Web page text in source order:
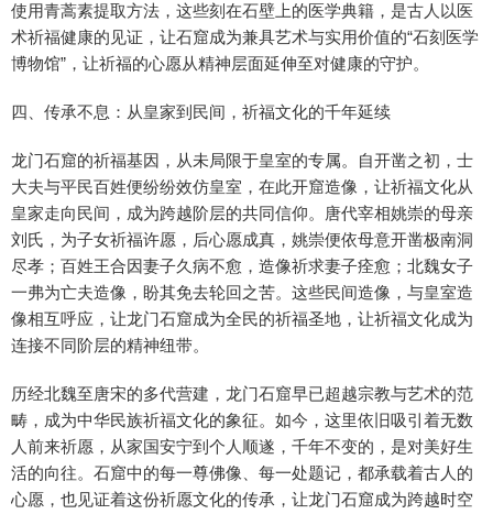
使用青蒿素提取方法，这些刻在石壁上的医学典籍，是古人以医
术祈福健康的见证，让石窟成为兼具艺术与实用价值的“石刻医学
博物馆”，让祈福的心愿从精神层面延伸至对健康的守护。
四、传承不息：从皇家到民间，祈福文化的千年延续
龙门石窟的祈福基因，从未局限于皇室的专属。自开凿之初，士
大夫与平民百姓便纷纷效仿皇室，在此开窟造像，让祈福文化从
皇家走向民间，成为跨越阶层的共同信仰。唐代宰相姚崇的母亲
刘氏，为子女祈福许愿，后心愿成真，姚崇便依母意开凿极南洞
尽孝；百姓王合因妻子久病不愈，造像祈求妻子痊愈；北魏女子
一弗为亡夫造像，盼其免去轮回之苦。这些民间造像，与皇室造
像相互呼应，让龙门石窟成为全民的祈福圣地，让祈福文化成为
连接不同阶层的精神纽带。
历经北魏至唐宋的多代营建，龙门石窟早已超越宗教与艺术的范
畴，成为中华民族祈福文化的象征。如今，这里依旧吸引着无数
人前来祈愿，从家国安宁到个人顺遂，千年不变的，是对美好生
活的向往。石窟中的每一尊佛像、每一处题记，都承载着古人的
心愿，也见证着这份祈愿文化的传承，让龙门石窟成为跨越时空